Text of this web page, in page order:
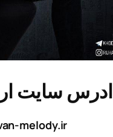
ادرس سایت
melody.ir